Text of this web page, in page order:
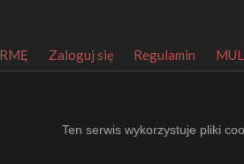
Zaloguj się Regulamin
Ten serwis wykorzystuje pliki